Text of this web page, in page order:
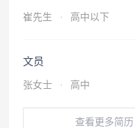
崔先生 · 高中以下
文员
张女士 · 高中
查看更多简历